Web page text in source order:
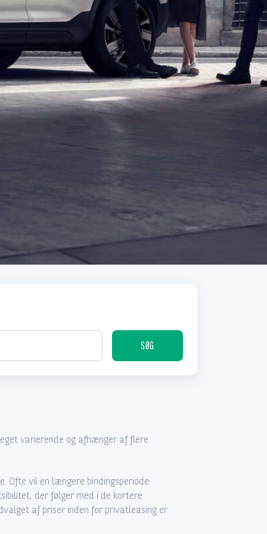
SØG
varierende og afhænger af flere
Ofte vil en længere bindingsperiode
der følger med i de kortere
af priser inden for privatleasing er